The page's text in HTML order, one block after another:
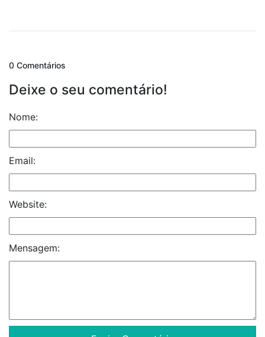
0 Comentários
Deixe o seu comentário!
Nome:
Email:
Website:
Mensagem: